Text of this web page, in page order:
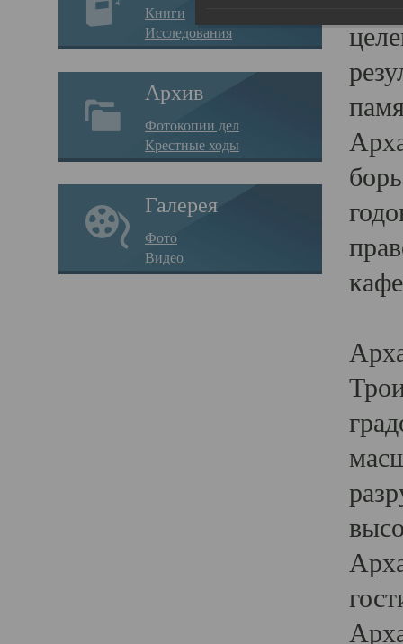
Книги
Исследования
Архив
Фотокопии дел
Крестные ходы
Галерея
Фото
Видео